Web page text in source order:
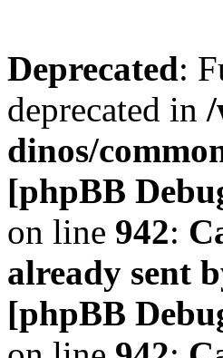
Deprecated:
deprecated in
dinos/
[phpBB
on line 942:
already sent
[phpBB